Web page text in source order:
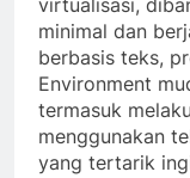
virtualisasi,
minimal dan
berbasis teks,
Environment
termasuk
menggunakan
yang tertarik